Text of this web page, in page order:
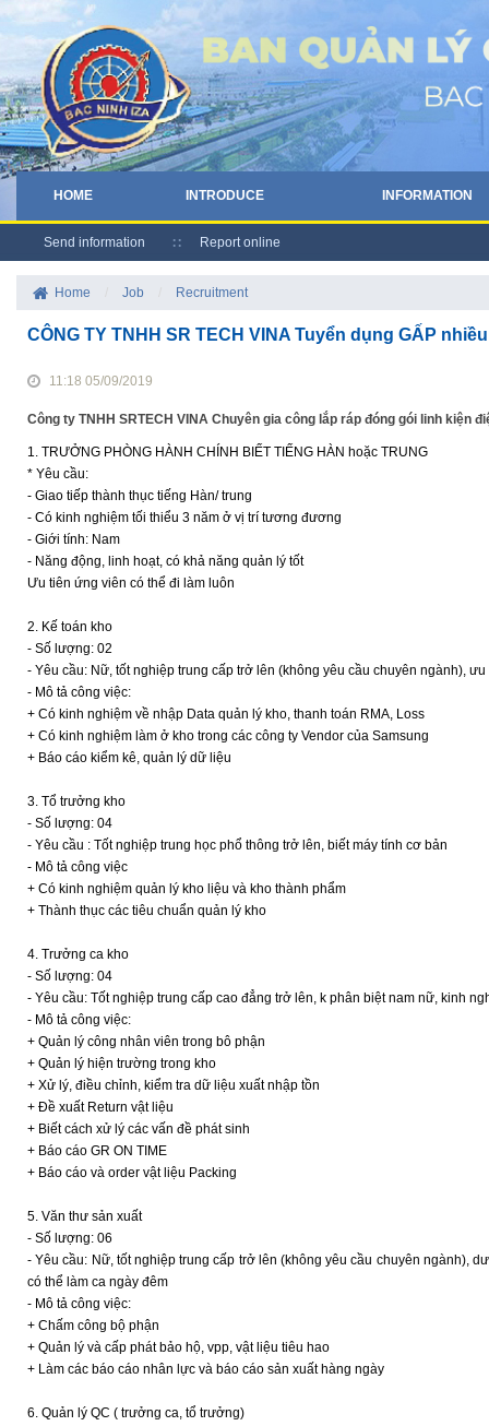
HOME INTRODUCE INFORMATION
Send information Report online
Home Job Recruitment
CÔNG TY TNHH SR TECH VINA Tuyển dụng GẤP
11:18 05/09/2019
Công ty TNHH SRTECH VINA Chuyên gia công lắp ráp đóng gói linh kiện
1. TRƯỞNG PHÒNG HÀNH CHÍNH BIẾT TIẾNG HÀN hoặc TRUNG
* Yêu cầu:
- Giao tiếp thành thục tiếng Hàn/ trung
- Có kinh nghiệm tối thiểu 3 năm ở vị trí tương đương
- Giới tính: Nam
- Năng động, linh hoạt, có khả năng quản lý tốt
Ưu tiên ứng viên có thể đi làm luôn
2. Kế toán kho
- Số lượng: 02
- Yêu cầu: Nữ, tốt nghiệp trung cấp trở lên (không yêu cầu chuyên ngành),
- Mô tả công việc:
+ Có kinh nghiệm về nhập Data quản lý kho, thanh toán RMA, Loss
+ Có kinh nghiệm làm ở kho trong các công ty Vendor của Samsung
+ Báo cáo kiểm kê, quản lý dữ liệu
3. Tổ trưởng kho
- Số lượng: 04
- Yêu cầu : Tốt nghiệp trung học phổ thông trở lên, biết máy tính cơ bản
- Mô tả công việc
+ Có kinh nghiệm quản lý kho liệu và kho thành phẩm
+ Thành thục các tiêu chuẩn quản lý kho
4. Trưởng ca kho
- Số lượng: 04
- Yêu cầu: Tốt nghiệp trung cấp cao đẳng trở lên, k phân biệt nam nữ, kinh
- Mô tả công việc:
+ Quản lý công nhân viên trong bô phận
+ Quản lý hiện trường trong kho
+ Xử lý, điều chỉnh, kiểm tra dữ liệu xuất nhập tồn
+ Đề xuất Return vật liệu
+ Biết cách xử lý các vấn đề phát sinh
+ Báo cáo GR ON TIME
+ Báo cáo và order vật liệu Packing
5. Văn thư sản xuất
- Số lượng: 06
- Yêu cầu: Nữ, tốt nghiệp trung cấp trở lên (không yêu cầu chuyên ngành),
có thể làm ca ngày đêm
- Mô tả công việc:
+ Chấm công bộ phận
+ Quản lý và cấp phát bảo hộ, vpp, vật liệu tiêu hao
+ Làm các báo cáo nhân lực và báo cáo sản xuất hàng ngày
6. Quản lý QC ( trưởng ca, tổ trưởng)